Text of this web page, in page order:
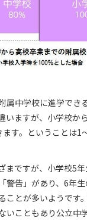
属中学校に進学でき
いますが、小学校か
す。ということは1
まですが、小学校5
警告」があり、6年
ことが多いようです
いこともあり公立中